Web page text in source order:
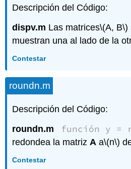
Descripción del Código:
dispv.m Las matrices\(A, B\)
muestran una al lado de la
Contestar
roundn.m
Descripción del Código:
roundn.m
función y =
redondea la matriz A a\(n\)
Contestar